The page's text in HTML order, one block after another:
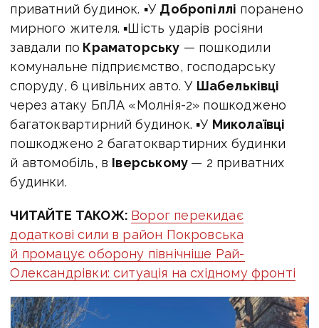
приватний будинок. ▪У Добропіллі поранено
мирного жителя. ▪Шість ударів росіяни
завдали по Краматорську — пошкодили
комунальне підприємство, господарську
споруду, 6 цивільних авто. У Шабельківці
через атаку БпЛА «Молнія-2» пошкоджено
багатоквартирний будинок. ▪У Миколаївці
пошкоджено 2 багатоквартирних будинки
й автомобіль, в Іверському — 2 приватних
будинки.
ЧИТАЙТЕ ТАКОЖ: Ворог перекидає
додаткові сили в район Покровська
й промацує оборону північніше Рай-
Олександрівки: ситуація на східному фронті